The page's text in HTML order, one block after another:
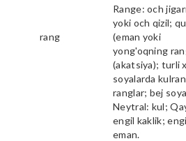
rang
Range: och
yoki och qizil;
(eman yoki
yong'oqning
(akatsiya); turli
soyalarda
ranglar; bej
Neytral: kul;
engil kaklik;
eman.